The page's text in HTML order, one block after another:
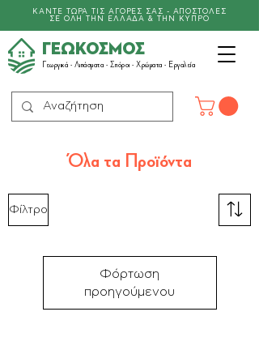
ΚΑΝΤΕ ΤΩΡΑ ΤΙΣ ΑΓΟΡΕΣ ΣΑΣ - ΑΠΟΣΤΟΛΕΣ
ΣΕ ΟΛΗ ΤΗΝ ΕΛΛΑΔΑ & ΤΗΝ ΚΥΠΡΟ
ΓΕΩΚΟΣΜΟΣ
Γεωργικά - Λιπάσματα - Σπόροι - Χρώματα - Εργαλεία
​Όλα τα Προϊόντα
Φίλτρο
Φόρτωση
προηγούμενου